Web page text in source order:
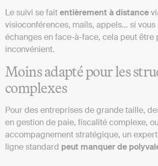
Le suivi se faitentièrement à distance
visioconférences, mails, appels… si
échanges en face-à-face, cela peut être
inconvénient.
Moins adapté pour les
complexes
Pour des entreprises de grande taille,
en gestion de paie, fiscalité complexe, ou
accompagnement stratégique, un
ligne standard peut manquer de